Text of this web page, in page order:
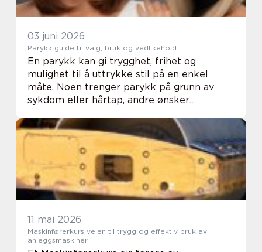
03 juni 2026
Parykk guide til valg, bruk og vedlikehold
En parykk kan gi trygghet, frihet og
mulighet til å uttrykke stil på en enkel
måte. Noen trenger parykk på grunn av
sykdom eller hårtap, andre ønsker
med sitt eget hår. Uansett årsak er kvalitet,
passform og rikt...
11 mai 2026
Maskinførerkurs veien til trygg og effektiv bruk av
anleggsmaskiner